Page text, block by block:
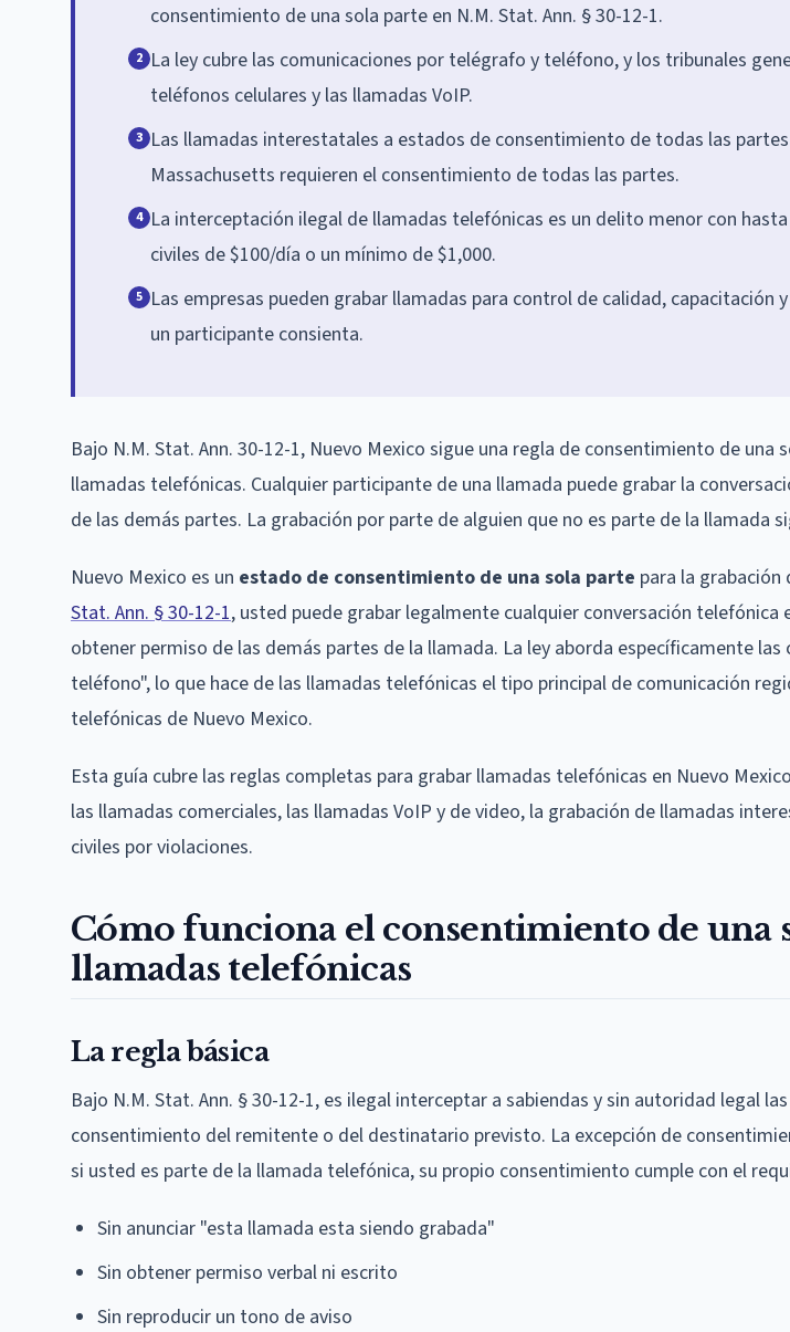
consentimiento de una sola parte en N.M. Stat. Ann. § 30-12-1.
2 La ley cubre las comunicaciones por telégrafo y teléfono, y los tribunales
teléfonos celulares y las llamadas VoIP.
3 Las llamadas interestatales a estados de consentimiento de todas las
Massachusetts requieren el consentimiento de todas las partes.
4 La interceptación ilegal de llamadas telefónicas es un delito menor con
civiles de $100/día o un mínimo de $1,000.
5 Las empresas pueden grabar llamadas para control de calidad, capacitación
un participante consienta.
Bajo N.M. Stat. Ann. 30-12-1, Nuevo Mexico sigue una regla de consentimiento de una
llamadas telefónicas. Cualquier participante de una llamada puede grabar la
de las demás partes. La grabación por parte de alguien que no es parte de la llamada
Nuevo Mexico es un estado de consentimiento de una sola parte para la
Stat. Ann. § 30-12-1, usted puede grabar legalmente cualquier conversación telefónica
obtener permiso de las demás partes de la llamada. La ley aborda específicamente
teléfono", lo que hace de las llamadas telefónicas el tipo principal de comunicación
telefónicas de Nuevo Mexico.
Esta guía cubre las reglas completas para grabar llamadas telefónicas en Nuevo
las llamadas comerciales, las llamadas VoIP y de video, la grabación de llamadas
civiles por violaciones.
Cómo funciona el consentimiento de una
llamadas telefónicas
La regla básica
Bajo N.M. Stat. Ann. § 30-12-1, es ilegal interceptar a sabiendas y sin autoridad legal
consentimiento del remitente o del destinatario previsto. La excepción de
si usted es parte de la llamada telefónica, su propio consentimiento cumple con el
Sin anunciar "esta llamada esta siendo grabada"
Sin obtener permiso verbal ni escrito
Sin reproducir un tono de aviso